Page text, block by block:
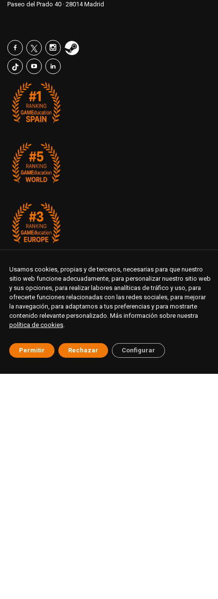
Paseo del Prado 40 · 28014 Madrid
Usamos cookies, propias y de terceros, necesarias para que nuestro
sitio web funcione adecuadamente, para personalizar nuestro sitio web
y sus opciones, para realizar labores analíticas de tráfico y uso, para
ofrecerte funciones relacionadas con las redes sociales, para mejorar
la navegación, para adaptarnos a tus preferencias y para mostrarte
contenido relevante personalizado. Más información sobre nuestra
política de cookies.
Permitir Rechazar Configurar